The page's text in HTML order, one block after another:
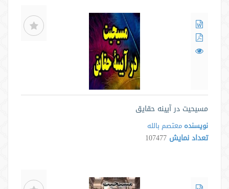
مسیحیت در آیینه حقایق
نویسنده معتصم بالله
تعداد نمایش 107477